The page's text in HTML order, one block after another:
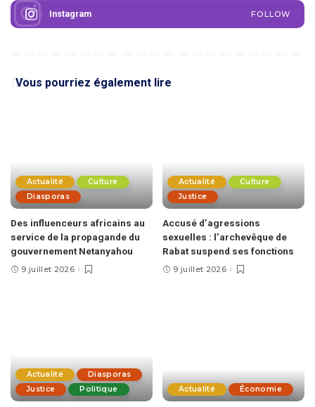
Instagram FOLLOW
Vous pourriez également lire
Actualité
Culture
Diasporas
Des influenceurs africains au
service de la propagande du
gouvernement Netanyahou
9 juillet 2026
Actualité
Culture
Justice
Accusé d’agressions
sexuelles : l’archevêque de
Rabat suspend ses fonctions
9 juillet 2026
Actualité
Diasporas
Justice
Politique Actualité Économie